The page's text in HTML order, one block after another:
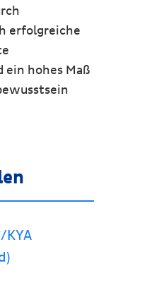
erfolgreiche
ein hohes Maß
KYA